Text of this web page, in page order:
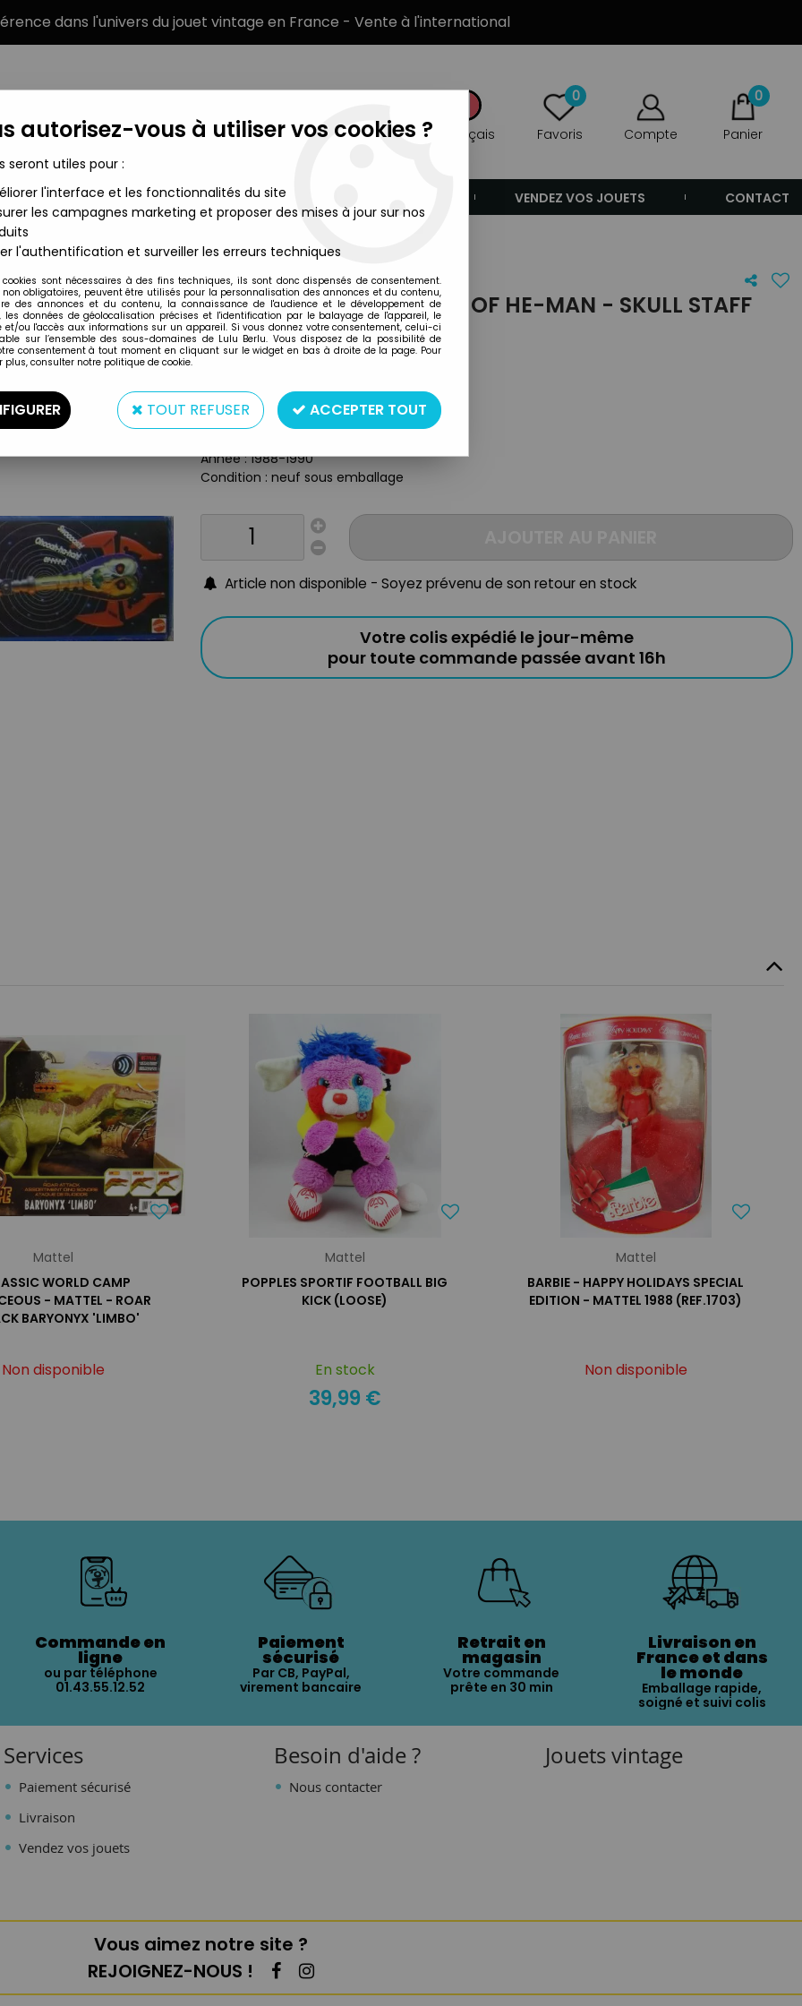
dans l'univers du jouet vintage en France - Vente à l'international
Français
0
Favoris Compte
0
Panier
MARQUES TYPE DE PRODUIT VENDEZ VOS JOUETS CONTACT
New Adventures of He-Man - Skull Staff (boite Europe)
Mattel
MOTU NEW ADVENTURES OF HE-MAN - SKULL STAFF
(BOITE EUROPE)
Type : accessoire éléctronique
Matière : plastique
Année : 1988-1990
Condition : neuf sous emballage
Article non disponible - Soyez prévenu de son retour en stock
Votre colis expédié le jour-même
pour toute commande passée avant 16h
Mattel
WORLD CAMP
- MATTEL - ROAR
BARYONYX 'LIMBO'
Non disponible
Mattel
POPPLES SPORTIF FOOTBALL BIG
KICK (LOOSE)
En stock
39,99 €
Mattel
BARBIE - HAPPY HOLIDAYS SPECIAL
EDITION - MATTEL 1988 (REF.1703)
Non disponible
Commande en
ligne
ou par téléphone
01.43.55.12.52
Paiement
sécurisé
Par CB, PayPal,
virement bancaire
Retrait en
magasin
Votre commande
prête en 30 min
Livraison en
France et dans
le monde
Emballage rapide,
soigné et suivi colis
Services
Paiement sécurisé
Livraison
Vendez vos jouets
Besoin d'aide ?
Nous contacter
Jouets vintage
Vous aimez notre site ?
REJOIGNEZ-NOUS !
autorisez-vous à utiliser vos cookies ?
seront utiles pour :
l'interface et les fonctionnalités du site
les campagnes marketing et proposer des mises à jour sur nos
l'authentification et surveiller les erreurs techniques
cookies sont nécessaires à des fins techniques, ils sont donc dispensés de consentement.
non obligatoires, peuvent être utilisés pour la personnalisation des annonces et du contenu,
des annonces et du contenu, la connaissance de l'audience et le développement de
les données de géolocalisation précises et l'identification par le balayage de l'appareil, le
et/ou l'accès aux informations sur un appareil. Si vous donnez votre consentement, celui-ci
sur l’ensemble des sous-domaines de Lulu Berlu. Vous disposez de la possibilité de
consentement à tout moment en cliquant sur le widget en bas à droite de la page. Pour
plus, consulter notre politique de cookie.
TOUT REFUSER ACCEPTER TOUT